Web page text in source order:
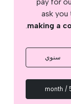
ask you
making a
.
سنوي